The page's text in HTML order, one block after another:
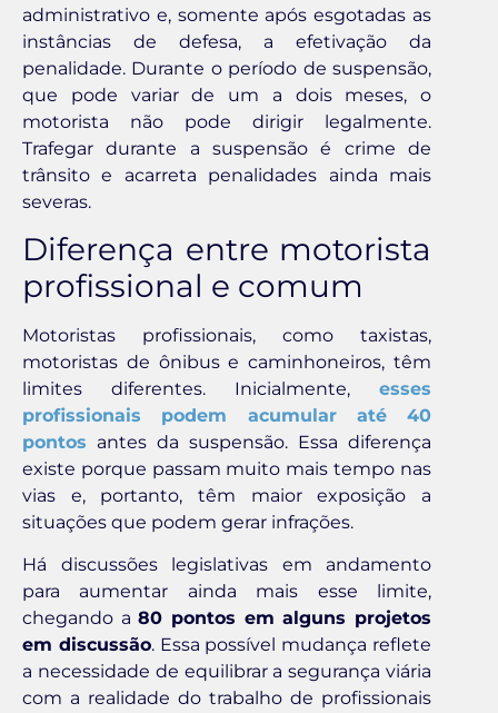
administrativo e, somente após esgotadas as
instâncias de defesa, a efetivação da
penalidade. Durante o período de suspensão,
que pode variar de um a dois meses, o
motorista não pode dirigir legalmente.
Trafegar durante a suspensão é crime de
trânsito e acarreta penalidades ainda mais
severas.
Diferença entre motorista
profissional e comum
Motoristas profissionais, como taxistas,
motoristas de ônibus e caminhoneiros, têm
limites diferentes. Inicialmente, esses
profissionais podem acumular até 40
pontos antes da suspensão. Essa diferença
existe porque passam muito mais tempo nas
vias e, portanto, têm maior exposição a
situações que podem gerar infrações.
Há discussões legislativas em andamento
para aumentar ainda mais esse limite,
chegando a80 pontos em alguns projetos
em discussão. Essa possível mudança reflete
a necessidade de equilibrar a segurança viária
com a realidade do trabalho de profissionais